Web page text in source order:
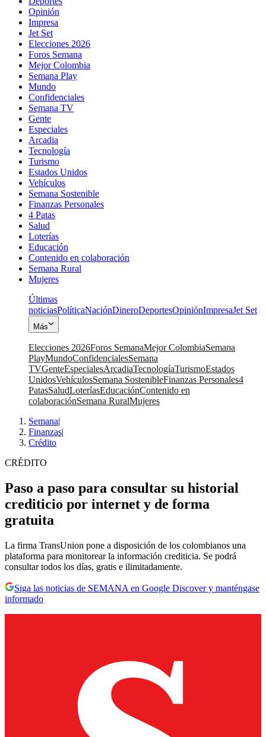
Opinión
Impresa
Jet Set
Elecciones 2026
Foros Semana
Mejor Colombia
Semana Play
Mundo
Confidenciales
Semana TV
Gente
Especiales
Arcadia
Tecnología
Turismo
Estados Unidos
Vehículos
Semana Sostenible
Finanzas Personales
4 Patas
Salud
Loterías
Educación
Contenido en colaboración
Semana Rural
Mujeres
Últimas
noticiasPolíticaNaciónDineroDeportesOpiniónImpresaJet Set
Más
Elecciones 2026Foros SemanaMejor ColombiaSemana
PlayMundoConfidencialesSemana
TVGenteEspecialesArcadiaTecnologíaTurismoEstados
UnidosVehículosSemana SostenibleFinanzas Personales4
PatasSaludLoteríasEducaciónContenido en
colaboraciónSemana RuralMujeres
Semana|
Finanzas|
Crédito
CRÉDITO
Paso a paso para consultar su historial
crediticio por internet y de forma
gratuita
La firma TransUnion pone a disposición de los colombianos una
plataforma para monitorear la información crediticia. Se podrá
consultar todos los días, gratis e ilimitadamente.
Siga las noticias de SEMANA en Google Discover y manténgase
informado